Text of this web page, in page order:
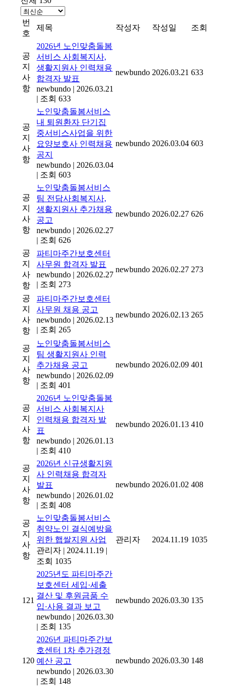
번
호
제목 작성자 작성일 조회
공
지
사
항
2026년 노인맞춤돌봄
서비스 사회복지사,
생활지원사 인력채용
합격자 발표
newbundo | 2026.03.21
| 조회 633
newbundo 2026.03.21 633
공
지
사
항
노인맞춤돌봄서비스
내 퇴원환자 단기집
중서비스사업을 위한
요양보호사 인력채용
공지
newbundo | 2026.03.04
| 조회 603
newbundo 2026.03.04 603
공
지
사
항
노인맞춤돌봄서비스
팀 전담사회복지사,
생활지원사 추가채용
공고
newbundo | 2026.02.27
| 조회 626
newbundo 2026.02.27 626
공
지
사
항
파티마주간보호센터
사무원 합격자 발표
newbundo | 2026.02.27
| 조회 273
newbundo 2026.02.27 273
공
지
사
항
파티마주간보호센터
사무원 채용 공고
newbundo | 2026.02.13
| 조회 265
newbundo 2026.02.13 265
공
지
사
항
노인맞춤돌봄서비스
팀 생활지원사 인력
추가채용 공고
newbundo | 2026.02.09
| 조회 401
newbundo 2026.02.09 401
공
지
사
항
2026년 노인맞춤돌봄
서비스 사회복지사
인력채용 합격자 발
표
newbundo | 2026.01.13
| 조회 410
newbundo 2026.01.13 410
공
지
사
항
2026년 신규생활지원
사 인력채용 합격자
발표
newbundo | 2026.01.02
| 조회 408
newbundo 2026.01.02 408
공
지
사
항
노인맞춤돌봄서비스
취약노인 결식예방을
위한 햅쌀지원 사업
관리자 | 2024.11.19 |
조회 1035
관리자 2024.11.19 1035
121
2025년도 파티마주간
보호센터 세입·세출
결산 및 후원금품 수
입·사용 결과 보고
newbundo | 2026.03.30
| 조회 135
newbundo 2026.03.30 135
120
2026년 파티마주간보
호센터 1차 추가경정
예산 공고
newbundo | 2026.03.30
| 조회 148
newbundo 2026.03.30 148